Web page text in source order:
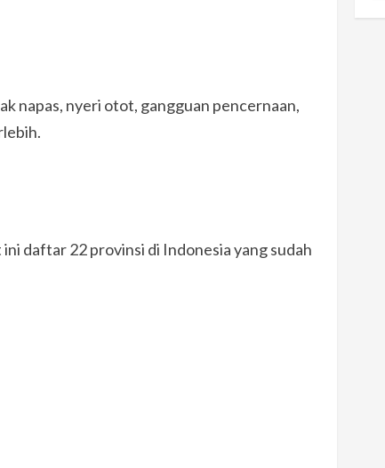
napas, nyeri otot, gangguan pencernaan,
daftar 22 provinsi di Indonesia yang sudah